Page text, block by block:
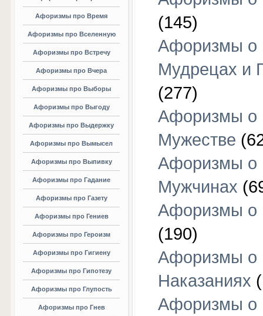
Афоризмы про Время
Афоризмы про Вселенную
Афоризмы про Встречу
Афоризмы про Вчера
Афоризмы про Выборы
Афоризмы про Выгоду
Афоризмы про Выдержку
Афоризмы про Вымысел
Афоризмы про Выпивку
Афоризмы про Гадание
Афоризмы про Газету
Афоризмы про Гениев
Афоризмы про Героизм
Афоризмы про Гигиену
Афоризмы про Гипотезу
Афоризмы про Глупость
Афоризмы про Гнев
(145)
Афоризмы о
Мудрецах и
(277)
Афоризмы о
Мужестве
Афоризмы о
Мужчинах
Афоризмы о
(190)
Афоризмы о
Наказаниях
Афоризмы о